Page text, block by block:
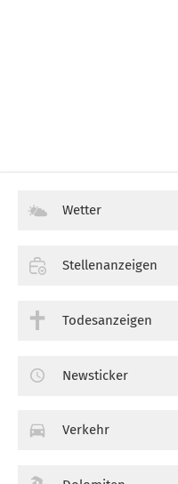
Wetter
Stellenanzeigen
Todesanzeigen
Newsticker
Verkehr